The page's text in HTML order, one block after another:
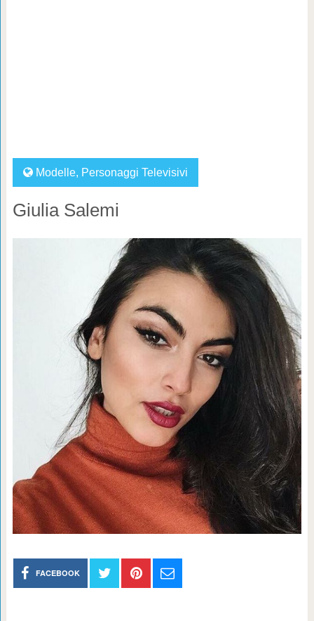
Modelle, Personaggi Televisivi
Giulia Salemi
FACEBOOK